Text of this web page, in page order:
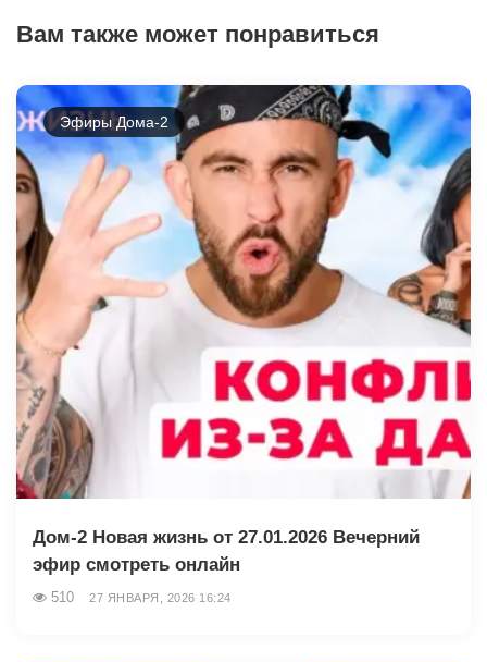
Вам также может понравиться
Эфиры Дома-2
Дом-2 Новая жизнь от 27.01.2026 Вечерний
эфир смотреть онлайн
510 27 ЯНВАРЯ, 2026 16:24